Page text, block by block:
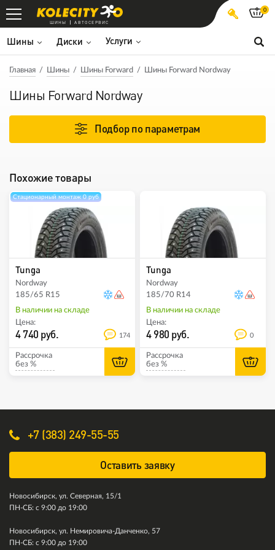
ШИНЫ АВТОСЕРВИС
Шины Диски Услуги
0
Главная Шины Шины Forward Шины Forward Nordway
Шины Forward Nordway
Подбор по параметрам
Похожие товары
Стационарный монтаж 0 руб
Tunga
Nordway
185/65 R15
В наличии на складе
Цена:
4 740 руб. 174
Рассрочка
без %
Tunga
Nordway
185/70 R14
В наличии на складе
Цена:
4 980 руб. 0
Рассрочка
без %
+7 (383) 249-55-55
Оставить заявку
Новосибирск, ул. Северная, 15/1
ПН-СБ: с 9:00 до 19:00
Новосибирск, ул. Немировича-Данченко, 57
ПН-СБ: с 9:00 до 19:00